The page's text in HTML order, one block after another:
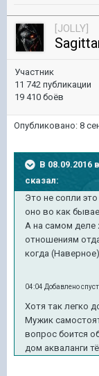
[JOLLY]
Участник
11 742 публикации
19 410 боёв
Опубликовано: 8
В 08.09.2016
сказал:
Это не сопли
оно во как
А на самом деле
отношениям
когда (Наверное)
04:04 Добавлено
Хотя так легко
Мужик
вопрос боится
дом акваланги